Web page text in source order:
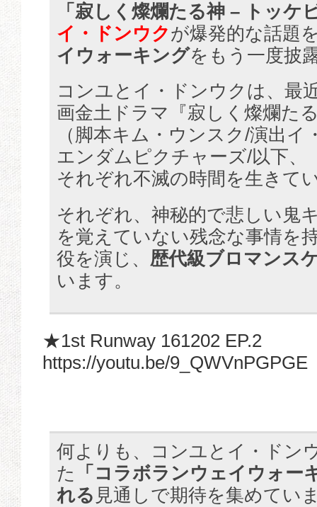
「寂しく燦爛たる神 – トッケ
イ・ドンウクが爆発的な話題
イウォーキングをもう一度披
コンユとイ・ドンウクは、最
画金土ドラマ『寂しく燦爛た
（脚本キム・ウンスク/演出イ
エンダムピクチャーズ/以下、
それぞれ不滅の時間を生きて
それぞれ、神秘的で悲しい鬼
を覚えていない残念な事情を
役を演じ​​、 歴代級ブロマンス
います。
★1st Runway 161202 EP.2
https://youtu.be/9_QWVnPGPGE
何よりも、コンユとイ・ドン
た
「コラボランウェイウォー
れる 見通しで期待を集めてい